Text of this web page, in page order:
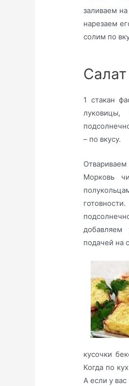
заливаем
нарезаем
солим по
1 стакан
– по вкусу.
Морковь
подачей на
кусочки
Когда по
А если у